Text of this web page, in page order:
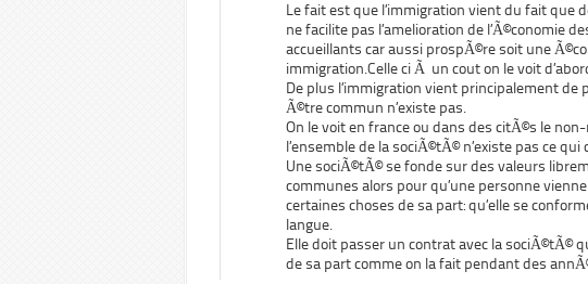
Le fait est que l’immigration vient du fait que
ne facilite pas l’amelioration de l’Ã©conomie
accueillants car aussi prospÃ©re soit une
immigration.Celle ci Ã un cout on le voit
De plus l’immigration vient principalement de
Ã©tre commun n’existe pas.
On le voit en france ou dans des citÃ©s le
l’ensemble de la sociÃ©tÃ© n’existe pas ce
Une sociÃ©tÃ© se fonde sur des valeurs
communes alors pour qu’une personne
certaines choses de sa part: qu’elle se
langue.
Elle doit passer un contrat avec la sociÃ©tÃ©
de sa part comme on la fait pendant des